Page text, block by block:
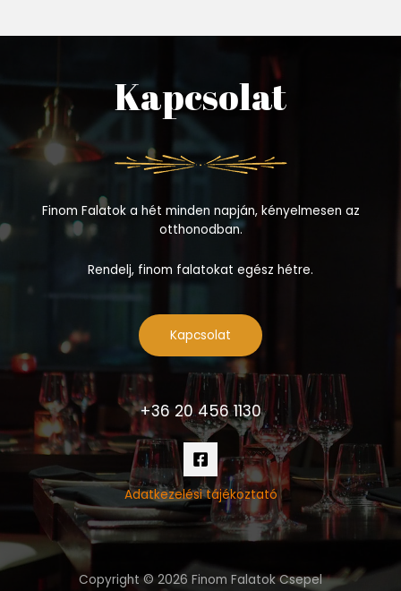
Kapcsolat
Finom Falatok a hét minden napján, kényelmesen az
otthonodban.
Rendelj, finom falatokat egész hétre.
Kapcsolat
+36 20 456 1130
Adatkezelési tájékoztató
Copyright © 2026 Finom Falatok Csepel